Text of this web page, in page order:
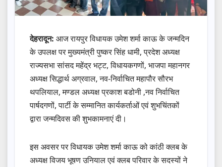
देहरादून: आज रायपुर विधायक उमेश शर्मा काऊ के जन्मदिन
के उपलक्ष पर मुख्यमंत्री पुष्कर सिंह धामी, प्रदेश अध्यक्ष
राज्यसभा सांसद महेंद्र भट्ट, विधायकगणों, भाजपा महानगर
अध्यक्ष सिद्धार्थ अग्रवाल, नव-निर्वाचित महापौर सौरभ
थपलियाल, मण्डल अध्यक्ष प्रकाश बडोनी ,नव निर्वाचित
पार्षदगणों, पार्टी के सम्मानित कार्यकर्ताओं एवं शुभचिंतकों
द्वारा जन्मदिवस की शुभकामनाएं दी।
इस अवसर पर विधायक उमेश शर्मा काऊ को कांठी क्लब के
अध्यक्ष विजय भूषण उनियाल एवं क्लब परिवार के सदस्यों ने